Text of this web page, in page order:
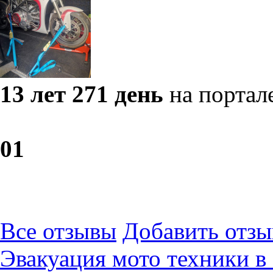
13 лет 271 день на
01
Все отзывы Добавить
Эвакуация мото техники